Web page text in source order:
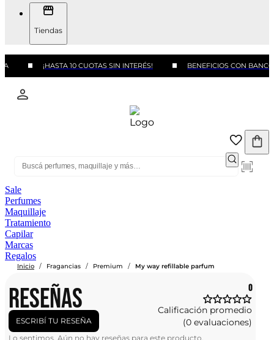
Tiendas
¡HASTA 10 CUOTAS SIN INTERÉS! BENEFICIOS CON
Sale
Perfumes
Maquillaje
Tratamiento
Capilar
Marcas
Regalos
Inicio / Fragancias / Premium / My way refillable parfum
RESEÑAS
ESCRIBÍ TU RESEÑA
0
Calificación promedio
(0 evaluaciones)
Lo sentimos. Aún no hay reseñas para este producto.